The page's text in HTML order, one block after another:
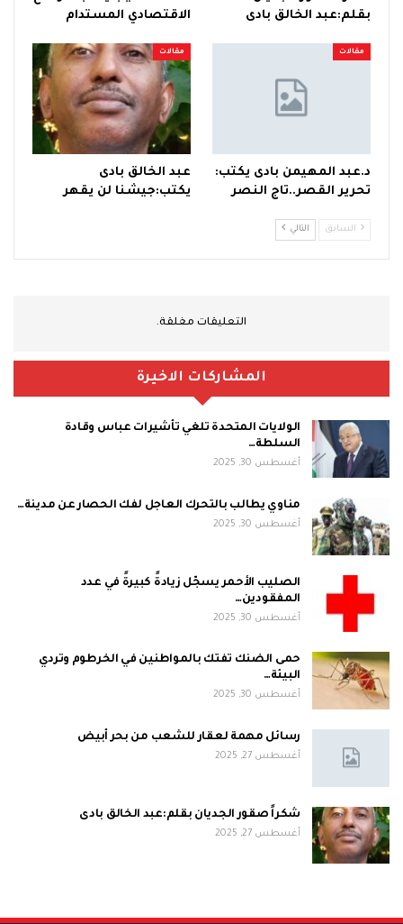
بقلم:عبد الخالق بادى
الاقتصادي المستدام
مقالات
د.عبد المهيمن بادى يكتب:
تحرير القصر..تاج النصر
مقالات
عبد الخالق بادى
يكتب:جيشنا لن يقهر
السابق التالي
التعليقات مغلقة.
المشاركات الاخيرة
الولايات المتحدة تلغي تأشيرات عباس وقادة
السلطة…
أغسطس 30, 2025
مناوي يطالب بالتحرك العاجل لفك الحصار عن مدينة…
أغسطس 30, 2025
الصليب الأحمر يسجّل زيادةً كبيرةً في عدد
المفقودين…
أغسطس 30, 2025
حمى الضنك تفتك بالمواطنين في الخرطوم وتردي
البيئة…
أغسطس 30, 2025
رسائل مهمة لعقار للشعب من بحر أبيض
أغسطس 27, 2025
شكراً صقور الجديان بقلم:عبد الخالق بادى
أغسطس 27, 2025